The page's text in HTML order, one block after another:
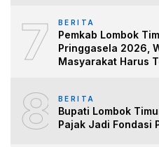
7 BERITA
Pemkab Lombok
Pringgasela 2026,
Masyarakat Harus
8 BERITA
Bupati Lombok
Pajak Jadi Fondasi